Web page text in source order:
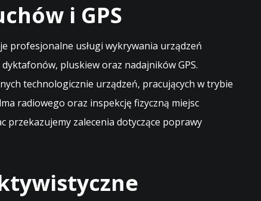
i GPS
profesjonalne usługi wykrywania urządzeń
pluskiew oraz nadajników GPS.
technologicznie urządzeń, pracujących w trybie
radiowego oraz inspekcję fizyczną miejsc
przekazujemy zalecenia dotyczące poprawy